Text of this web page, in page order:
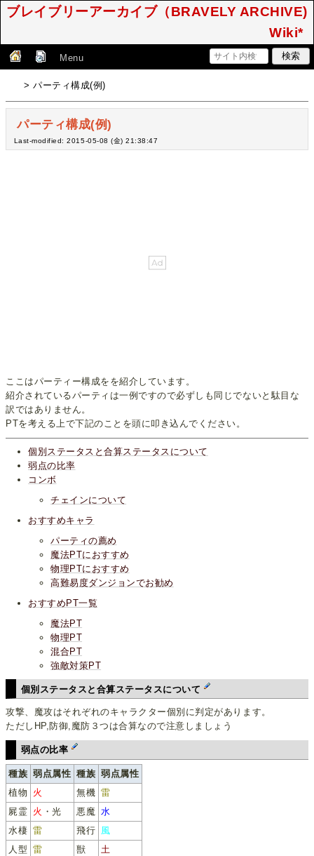
ブレイブリーアーカイブ（BRAVELY ARCHIVE)
Wiki*
Menu
> パーティ構成(例)
パーティ構成(例)
Last-modified: 2015-05-08 (金) 21:38:47
ここはパーティー構成をを紹介しています。
紹介されているパーティは一例ですので必ずしも同じでないと駄目な
訳ではありません。
PTを考える上で下記のことを頭に叩き込んでください。
個別ステータスと合算ステータスについて
弱点の比率
コンボ
チェインについて
おすすめキャラ
パーティの薦め
魔法PTにおすすめ
物理PTにおすすめ
高難易度ダンジョンでお勧め
おすすめPT一覧
魔法PT
物理PT
混合PT
強敵対策PT
個別ステータスと合算ステータスについて
攻撃、魔攻はそれぞれのキャラクター個別に判定があります。
ただしHP,防御,魔防３つは合算なので注意しましょう
弱点の比率
種族 弱点属性 種族 弱点属性
植物
火 無機 雷
屍霊 火 ・光 悪魔 水
水棲 雷 飛行 風
人型 雷 獣 土